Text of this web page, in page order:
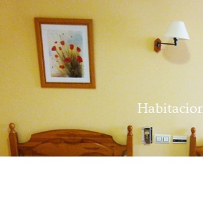
Ir
al
contenido